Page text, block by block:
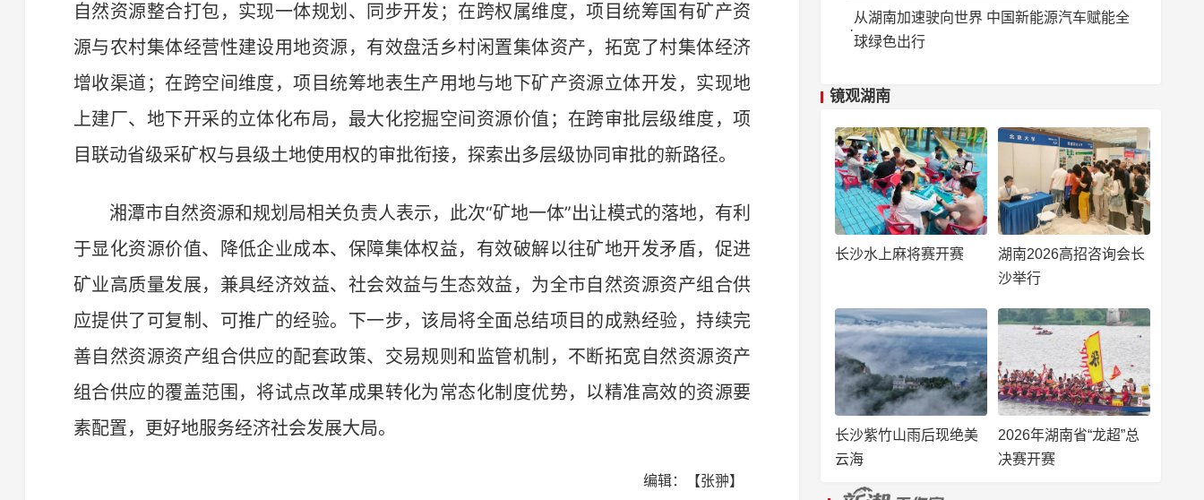
自然资源整合打包，实现一体规划、同步开发；在跨权属维度，项目统筹国有矿产资
源与农村集体经营性建设用地资源，有效盘活乡村闲置集体资产，拓宽了村集体经济
增收渠道；在跨空间维度，项目统筹地表生产用地与地下矿产资源立体开发，实现地
上建厂、地下开采的立体化布局，最大化挖掘空间资源价值；在跨审批层级维度，项
目联动省级采矿权与县级土地使用权的审批衔接，探索出多层级协同审批的新路径。
湘潭市自然资源和规划局相关负责人表示，此次“矿地一体”出让模式的落地，有利
于显化资源价值、降低企业成本、保障集体权益，有效破解以往矿地开发矛盾，促进
矿业高质量发展，兼具经济效益、社会效益与生态效益，为全市自然资源资产组合供
应提供了可复制、可推广的经验。下一步，该局将全面总结项目的成熟经验，持续完
善自然资源资产组合供应的配套政策、交易规则和监管机制，不断拓宽自然资源资产
组合供应的覆盖范围，将试点改革成果转化为常态化制度优势，以精准高效的资源要
素配置，更好地服务经济社会发展大局。
编辑：【张翀】
从湖南加速驶向世界 中国新能源汽车赋能全
球绿色出行
镜观湖南
长沙水上麻将赛开赛
湖南2026高招咨询会长
沙举行
长沙紫竹山雨后现绝美
云海
2026年湖南省“龙超”总
决赛开赛